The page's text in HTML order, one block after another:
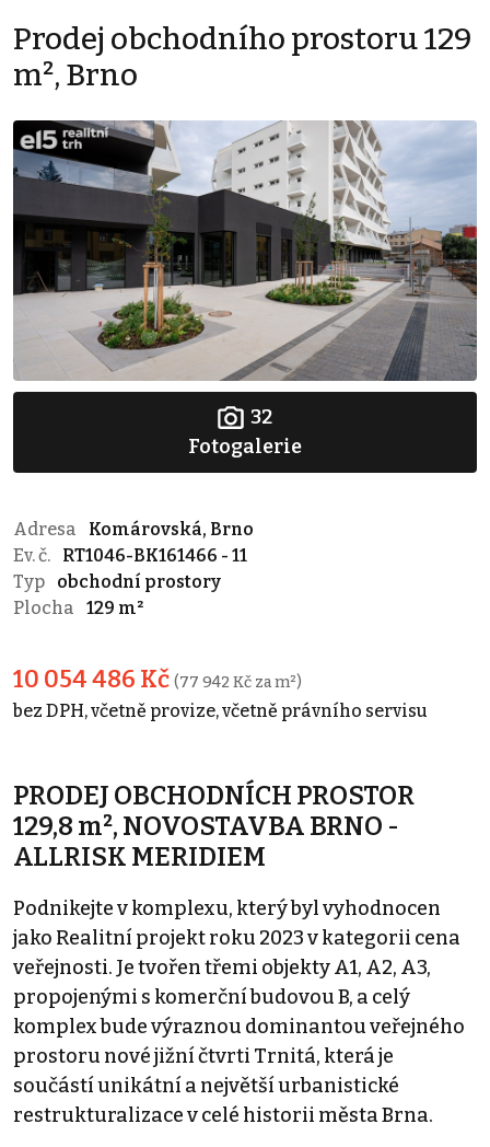
Prodej obchodního prostoru 129
m², Brno
32
Fotogalerie
Adresa
Komárovská, Brno
Ev. č.
RT1046-BK161466 - 11
Typ
obchodní prostory
Plocha
129 m²
10 054 486 Kč (77 942 Kč za m²)
bez DPH, včetně provize, včetně právního servisu
PRODEJ OBCHODNÍCH PROSTOR
129,8 m², NOVOSTAVBA BRNO -
ALLRISK MERIDIEM
Podnikejte v komplexu, který byl vyhodnocen
jako Realitní projekt roku 2023 v kategorii cena
veřejnosti. Je tvořen třemi objekty A1, A2, A3,
propojenými s komerční budovou B, a celý
komplex bude výraznou dominantou veřejného
prostoru nové jižní čtvrti Trnitá, která je
součástí unikátní a největší urbanistické
restrukturalizace v celé historii města Brna.